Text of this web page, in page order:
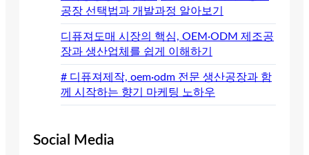
공장 선택법과 개발과정 알아보기
디퓨져도매 시장의 핵심, OEM·ODM 제조공
장과 생산업체를 쉽게 이해하기
# 디퓨져제작, oem·odm 전문 생산공장과 함
께 시작하는 향기 마케팅 노하우
Social Media